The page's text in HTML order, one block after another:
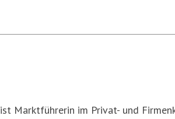
Marktführerin im Privat- und